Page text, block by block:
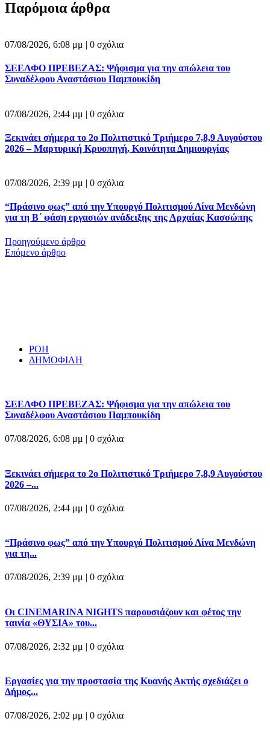
Παρόμοια άρθρα
07/08/2026, 6:08 μμ | 0 σχόλια
ΣΕΕΛΦΟ ΠΡΕΒΕΖΑΣ: Ψήφισμα για την απώλεια του
Συναδέλφου Αναστάσιου Παμπουκίδη
07/08/2026, 2:44 μμ | 0 σχόλια
Ξεκινάει σήμερα το 2ο Πολιτιστικό Τριήμερο 7,8,9 Αυγούστου
2026 – Μαρτυρική Κρυοπηγή, Κοινότητα Δημιουργίας
07/08/2026, 2:39 μμ | 0 σχόλια
“Πράσινο φως” από την Υπουργό Πολιτισμού Λίνα Μενδώνη
για τη Β΄ φάση εργασιών ανάδειξης της Αρχαίας Κασσώπης
Προηγούμενο άρθρο
Επόμενο άρθρο
ΡΟΗ
ΔΗΜΟΦΙΛΗ
ΣΕΕΛΦΟ ΠΡΕΒΕΖΑΣ: Ψήφισμα για την απώλεια του
Συναδέλφου Αναστάσιου Παμπουκίδη
07/08/2026, 6:08 μμ | 0 σχόλια
Ξεκινάει σήμερα το 2ο Πολιτιστικό Τριήμερο 7,8,9 Αυγούστου
2026 –...
07/08/2026, 2:44 μμ | 0 σχόλια
“Πράσινο φως” από την Υπουργό Πολιτισμού Λίνα Μενδώνη
για τη...
07/08/2026, 2:39 μμ | 0 σχόλια
Οι CINEMARINA NIGHTS παρουσιάζουν και φέτος την
ταινία «ΘΥΣΙΑ» του...
07/08/2026, 2:32 μμ | 0 σχόλια
Εργασίες για την προστασία της Κυανής Ακτής σχεδιάζει ο
Δήμος...
07/08/2026, 2:02 μμ | 0 σχόλια